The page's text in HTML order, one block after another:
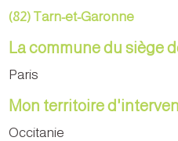
(82) Tarn-et-Garonne
La commune du siège
Paris
Mon territoire
Occitanie